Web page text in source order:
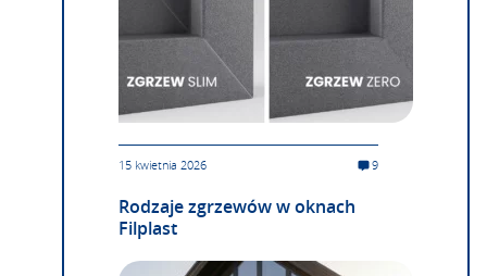
15 kwietnia 2026 9
Rodzaje zgrzewów w oknach
Filplast